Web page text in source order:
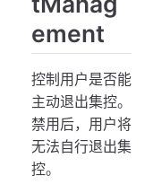
ement
控制用户是否能
主动退出集控。
禁用后，用户将
无法自行退出集
控。